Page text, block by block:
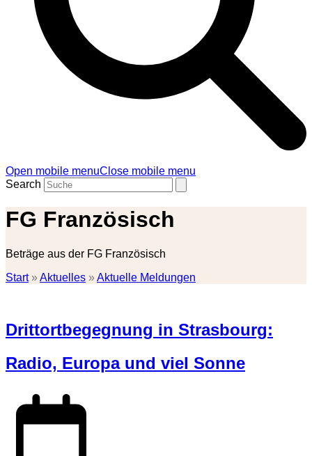
Open mobile menuClose mobile menu
Search
FG Französisch
Beträge aus der FG Französisch
Start»Aktuelles »Aktuelle Meldungen
Drittortbegegnung in Strasbourg:
Radio, Europa und viel Sonne